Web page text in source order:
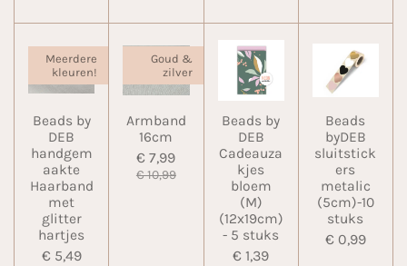
Meerdere
kleuren!
Beads by
DEB
handgem
aakte
Haarband
met
glitter
hartjes
€ 5,49
Goud &
zilver
Armband
16cm
€ 7,99
€ 10,99
Beads by
DEB
Cadeauza
kjes
bloem
(M)
(12x19cm)
- 5 stuks
€ 1,39
Beads
byDEB
sluitstick
ers
metalic
(5cm)-10
stuks
€ 0,99